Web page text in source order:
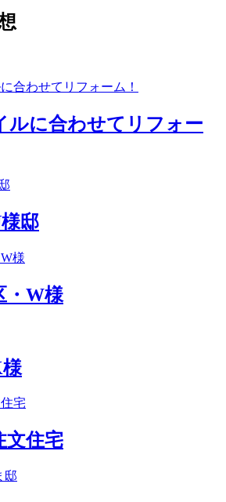
ルに合わせてリフォー
邸
・W様
文住宅